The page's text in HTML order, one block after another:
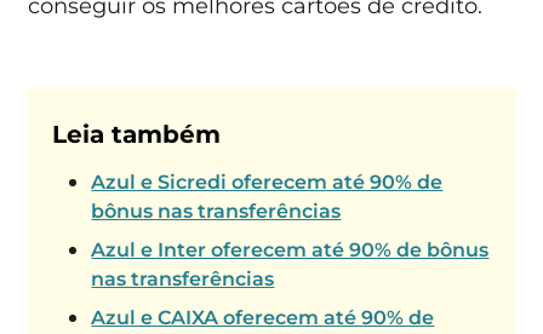
conseguir os melhores cartões de crédito.
Leia também
Azul e Sicredi oferecem até 90% de
bônus nas transferências
Azul e Inter oferecem até 90% de bônus
nas transferências
Azul e CAIXA oferecem até 90% de